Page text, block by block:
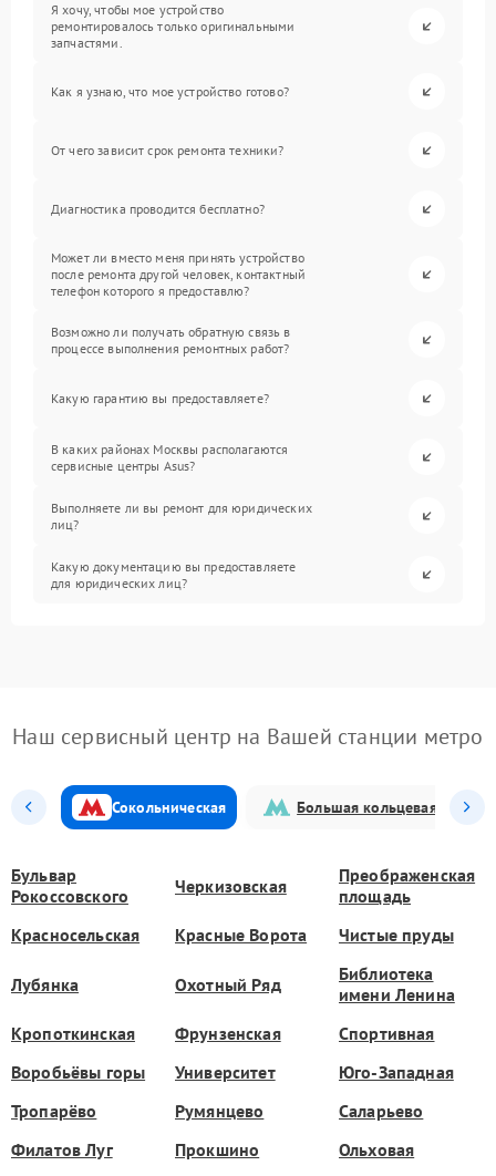
Я хочу, чтобы мое устройство
ремонтировалось только оригинальными
запчастями.
Как я узнаю, что мое устройство готово?
От чего зависит срок ремонта техники?
Диагностика проводится бесплатно?
Может ли вместо меня принять устройство
после ремонта другой человек, контактный
телефон которого я предоставлю?
Возможно ли получать обратную связь в
процессе выполнения ремонтных работ?
Какую гарантию вы предоставляете?
В каких районах Москвы располагаются
сервисные центры Asus?
Выполняете ли вы ремонт для юридических
лиц?
Какую документацию вы предоставляете
для юридических лиц?
Наш сервисный центр на Вашей станции метро
Сокольническая Большая кольцевая
Бульвар
Рокоссовского
Черкизовская
Преображенская
площадь
Красносельская
Красные Ворота Чистые пруды
Лубянка Охотный Ряд
Библиотека
имени Ленина
Кропоткинская
Фрунзенская
Спортивная
Воробьёвы горы
Университет
Юго-Западная
Тропарёво
Румянцево
Саларьево
Филатов Луг
Прокшино Ольховая